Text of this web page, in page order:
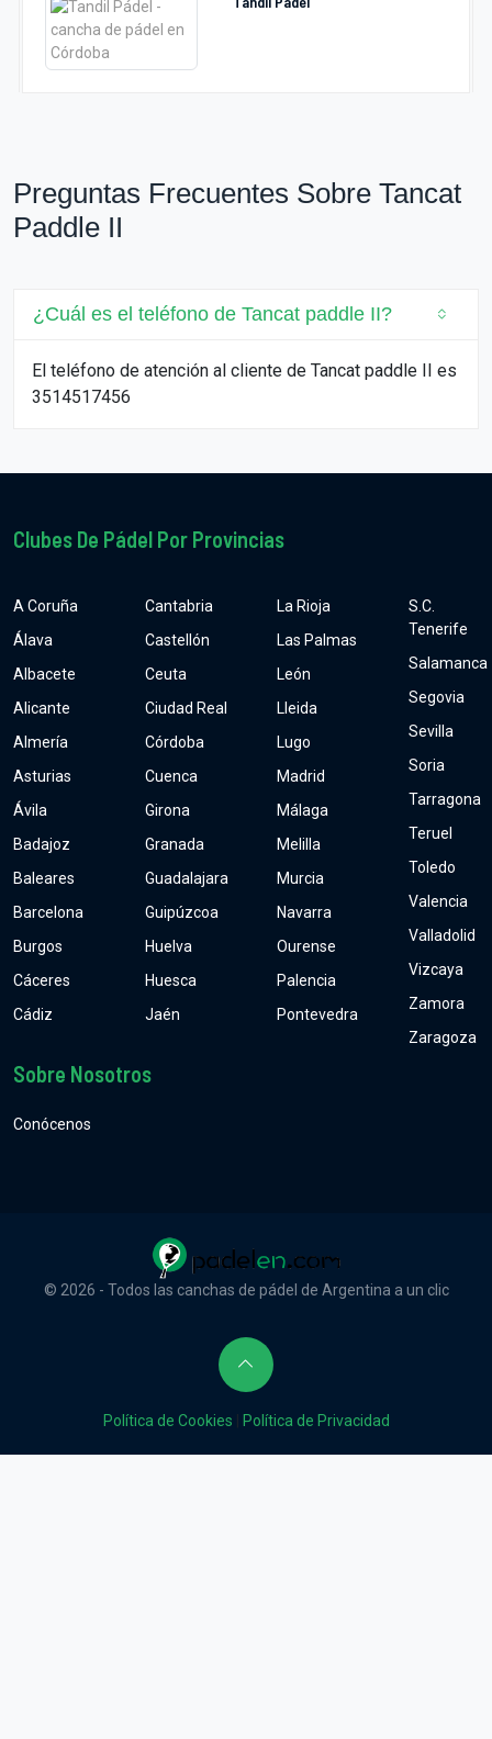
Preguntas Frecuentes Sobre Tancat
Paddle II
¿Cuál es el teléfono de Tancat paddle II?
El teléfono de atención al cliente de Tancat paddle II es
3514517456
Clubes De Pádel Por Provincias
A Coruña
Álava
Albacete
Alicante
Almería
Asturias
Ávila
Badajoz
Baleares
Barcelona
Burgos
Cáceres
Cádiz
Cantabria
Castellón
Ceuta
Ciudad Real
Córdoba
Cuenca
Girona
Granada
Guadalajara
Guipúzcoa
Huelva
Huesca
Jaén
La Rioja
Las Palmas
León
Lleida
Lugo
Madrid
Málaga
Melilla
Murcia
Navarra
Ourense
Palencia
Pontevedra
S.C.
Tenerife
Salamanca
Segovia
Sevilla
Soria
Tarragona
Teruel
Toledo
Valencia
Valladolid
Vizcaya
Zamora
Zaragoza
Sobre Nosotros
Conócenos
© 2026 - Todos las canchas de pádel de Argentina a un clic
Política de Cookies Política de Privacidad